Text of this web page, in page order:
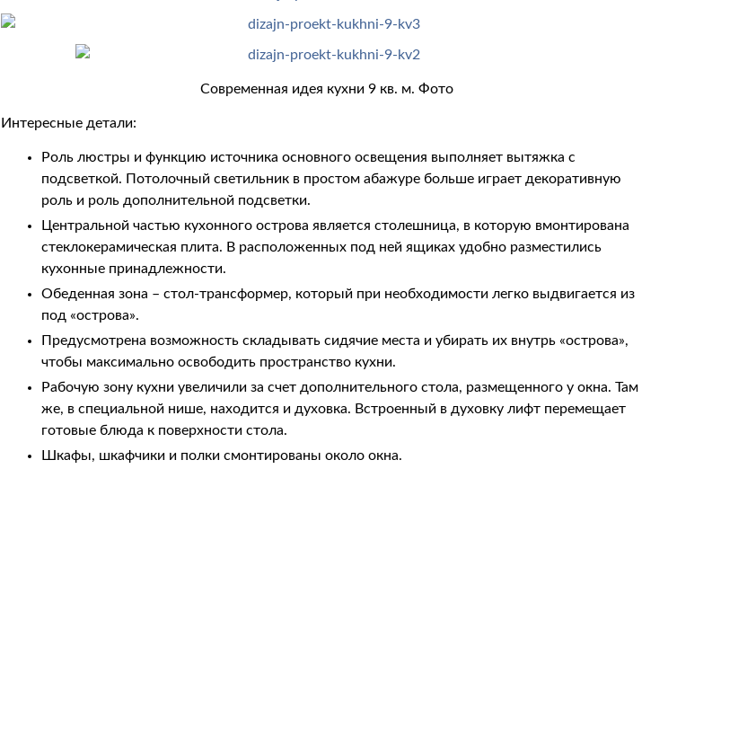
Современная идея кухни 9 кв. м. Фото
Интересные детали:
Роль люстры и функцию источника основного освещения выполняет вытяжка с
подсветкой. Потолочный светильник в простом абажуре больше играет декоративную
роль и роль дополнительной подсветки.
Центральной частью кухонного острова является столешница, в которую вмонтирована
стеклокерамическая плита. В расположенных под ней ящиках удобно разместились
кухонные принадлежности.
Обеденная зона – стол-трансформер, который при необходимости легко выдвигается из
под «острова».
Предусмотрена возможность складывать сидячие места и убирать их внутрь «острова»,
чтобы максимально освободить пространство кухни.
Рабочую зону кухни увеличили за счет дополнительного стола, размещенного у окна. Там
же, в специальной нише, находится и духовка. Встроенный в духовку лифт перемещает
готовые блюда к поверхности стола.
Шкафы, шкафчики и полки смонтированы около окна.